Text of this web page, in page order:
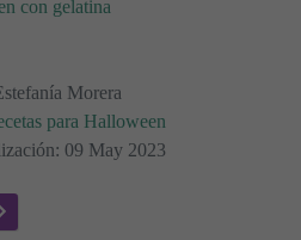
con gelatina
Morera
para Halloween
09 May 2023
Una receta saludable y
Cócteles, pócimas y brebajes -